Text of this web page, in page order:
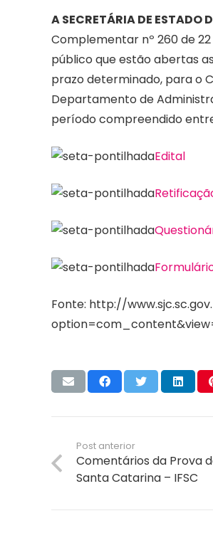
A SECRETÁRIA DE ESTADO
Complementar nº 260 de
público que estão abertas
prazo determinado, para o
Departamento de
período compreendido
Edital
Fonte: http://
Post anterior
Comentários da Prova
Santa Catarina – IFSC